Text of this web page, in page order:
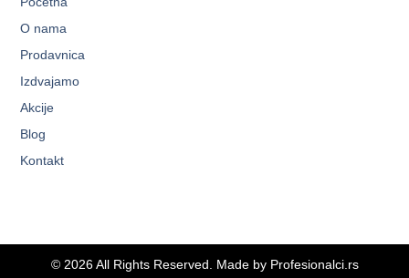
O nama
Prodavnica
Izdvajamo
Akcije
Blog
Kontakt
© 2026 All Rights Reserved. Made by Profesionalci.rs